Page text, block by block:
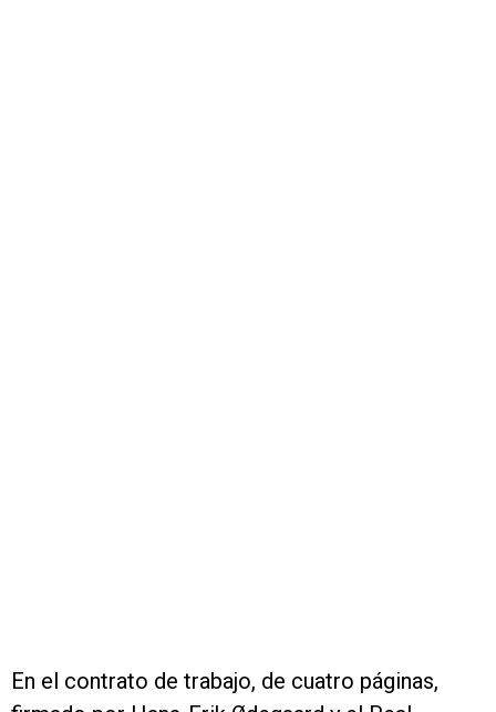
En el contrato de trabajo, de cuatro páginas,